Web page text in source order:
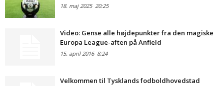
18. maj 202520:25
Video: Gense alle højdepunkter fra den magiske
Europa League-aften på Anfield
15. april 20168:24
Velkommen til Tysklands fodboldhovedstad